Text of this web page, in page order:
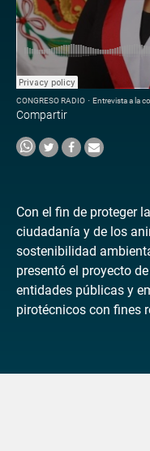
CONGRESO RADIO · Entrevista a la
Compartir
Con el fin de proteger
ciudadanía y de los
sostenibilidad
presentó el proyecto
entidades públicas y
pirotécnicos con fines